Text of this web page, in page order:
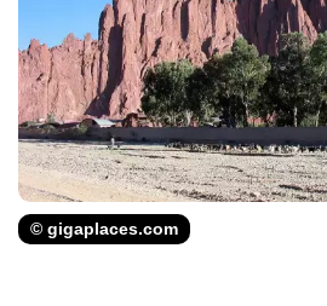
© gigaplaces.com